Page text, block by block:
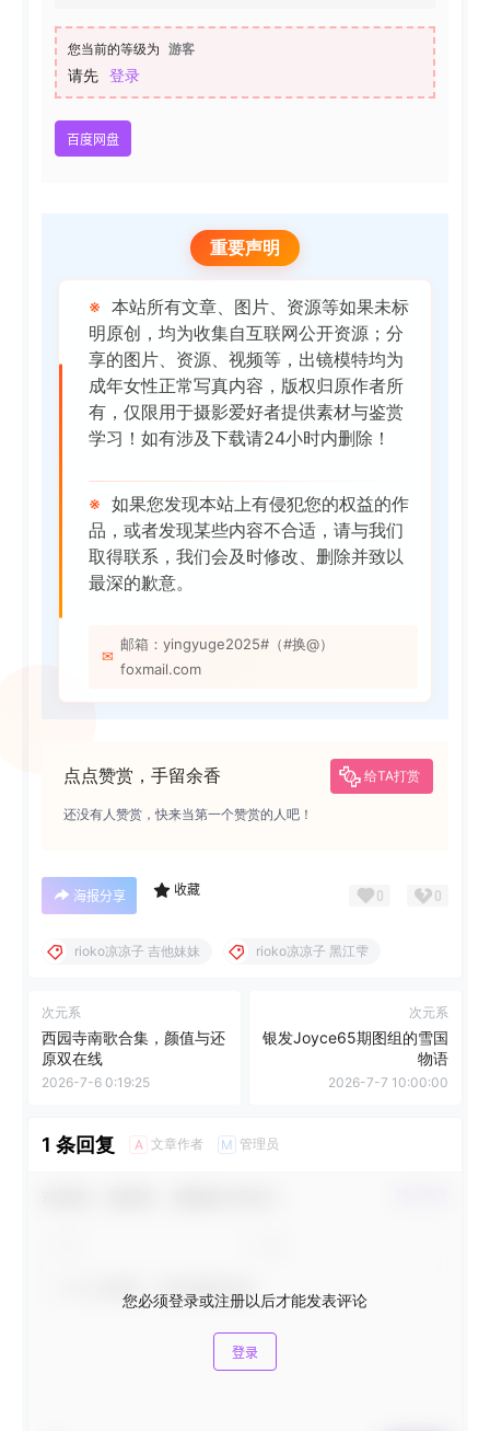
您当前的等级为 游客
请先 登录
百度网盘
重要声明
※ 本站所有文章、图片、资源等如果未标
明原创，均为收集自互联网公开资源；分
享的图片、资源、视频等，出镜模特均为
成年女性正常写真内容，版权归原作者所
有，仅限用于摄影爱好者提供素材与鉴赏
学习！如有涉及下载请24小时内删除！
※ 如果您发现本站上有侵犯您的权益的作
品，或者发现某些内容不合适，请与我们
取得联系，我们会及时修改、删除并致以
最深的歉意。
✉
邮箱：yingyuge2025#（#换@）
foxmail.com
点点赞赏，手留余香 给TA打赏
还没有人赞赏，快来当第一个赞赏的人吧！
海报分享 收藏 0 0
rioko凉凉子 吉他妹妹 rioko凉凉子 黑江雫
次元系
西园寺南歌合集，颜值与还
原双在线
2026-7-6 0:19:25
次元系
银发Joyce65期图组的雪国
物语
2026-7-7 10:00:00
1 条回复 A 文章作者 M 管理员
您必须登录或注册以后才能发表评论
登录